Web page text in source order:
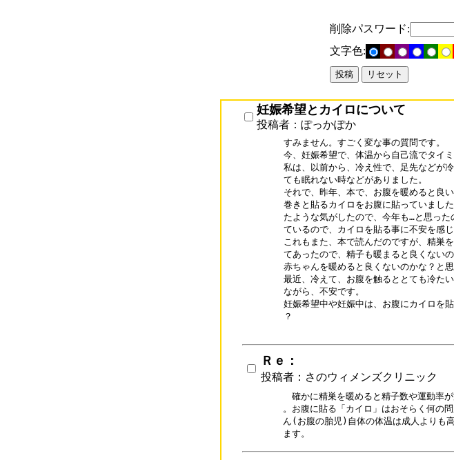
削除パスワード:
文字色:
妊娠希望とカイロについて
投稿者：ぽっかぽか
すみません。すごく変な事の質問です。
今、妊娠希望で、体温から自己流でタイ
私は、以前から、冷え性で、足先などが
ても眠れない時などがありました。
それで、昨年、本で、お腹を暖めると良
巻きと貼るカイロをお腹に貼っていまし
たような気がしたので、今年も…と思った
ているので、カイロを貼る事に不安を感じ
これもまた、本で読んだのですが、精巣
てあったので、精子も暖まると良くない
赤ちゃんを暖めると良くないのかな？と思
最近、冷えて、お腹を触るととても冷た
ながら、不安です。
妊娠希望中や妊娠中は、お腹にカイロを
？
Ｒｅ：
投稿者：さのウィメンズクリニック
確かに精巣を暖めると精子数や運動率
。お腹に貼る「カイロ」はおそらく何の
ん(お腹の胎児)自体の体温は成人よりも
ます。